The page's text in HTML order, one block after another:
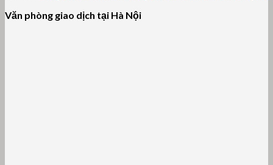
Văn phòng giao dịch tại Hà Nội